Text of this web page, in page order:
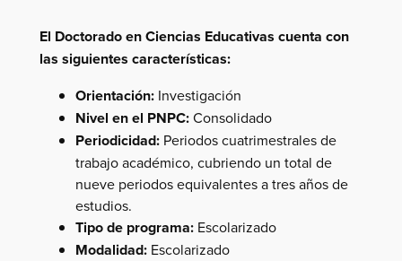
El Doctorado en Ciencias Educativas cuenta con
las siguientes características:
Orientación:Investigación
Nivel en el PNPC:Consolidado
Periodicidad: Periodos cuatrimestrales de
trabajo académico, cubriendo un total de
nueve periodos equivalentes a tres años de
estudios.
Tipo de programa: Escolarizado
Modalidad:Escolarizado